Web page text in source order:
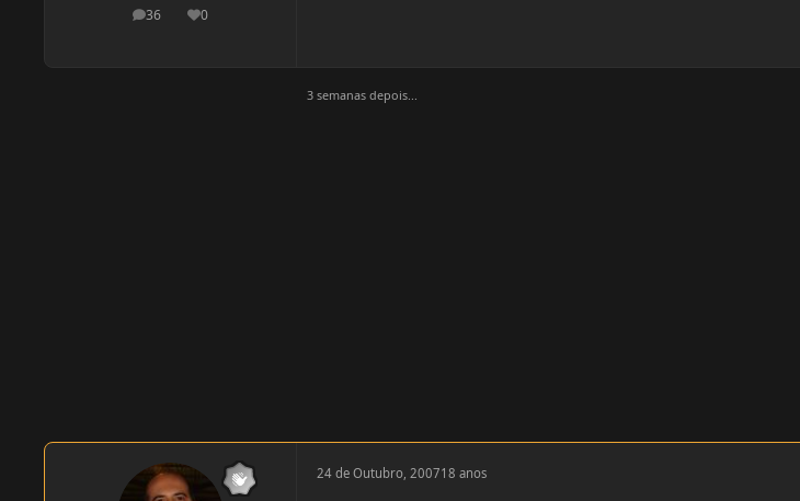
36
postagens
0
Reputação
3 semanas depois...
24 de Outubro, 200718 anos